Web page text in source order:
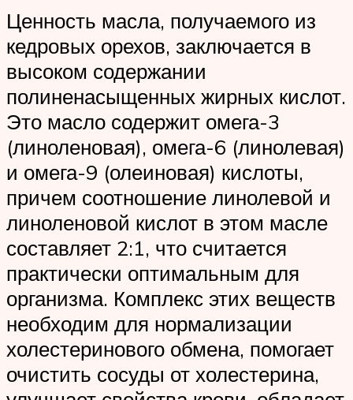
Ценность масла, получаемого из
кедровых орехов, заключается в
высоком содержании
полиненасыщенных жирных кислот.
Это масло содержит омега-3
(линоленовая), омега-6 (линолевая)
и омега-9 (олеиновая) кислоты,
причем соотношение линолевой и
линоленовой кислот в этом масле
составляет 2:1, что считается
практически оптимальным для
организма. Комплекс этих веществ
необходим для нормализации
холестеринового обмена, помогает
очистить сосуды от холестерина,